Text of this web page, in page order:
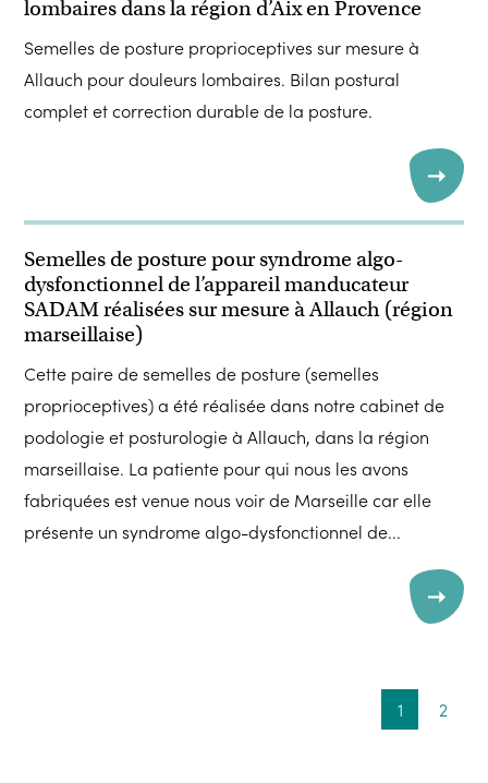
lombaires dans la région d’Aix en Provence
Semelles de posture proprioceptives sur mesure à
Allauch pour douleurs lombaires. Bilan postural
complet et correction durable de la posture.
Semelles de posture pour syndrome algo-
dysfonctionnel de l’appareil manducateur
SADAM réalisées sur mesure à Allauch (région
marseillaise)
Cette paire de semelles de posture (semelles
proprioceptives) a été réalisée dans notre cabinet de
podologie et posturologie à Allauch, dans la région
marseillaise. La patiente pour qui nous les avons
fabriquées est venue nous voir de Marseille car elle
présente un syndrome algo-dysfonctionnel de...
1 2